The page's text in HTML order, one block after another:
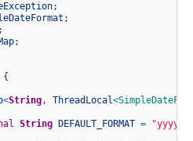
;
;
;
;
{
<String, ThreadLocal
String DEFAULT_FORMAT = "yyyy-